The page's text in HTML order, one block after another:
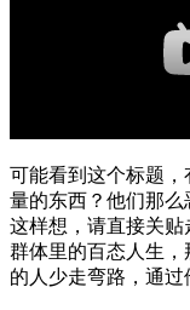
可能看到这个标题
量的东西？他们那
这样想，请直接关
群体里的百态人生
的人少走弯路，通过